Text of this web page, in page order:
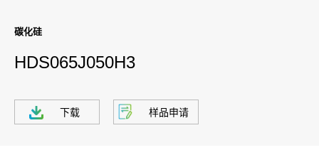
碳化硅
HDS065J050H3
下载 样品申请